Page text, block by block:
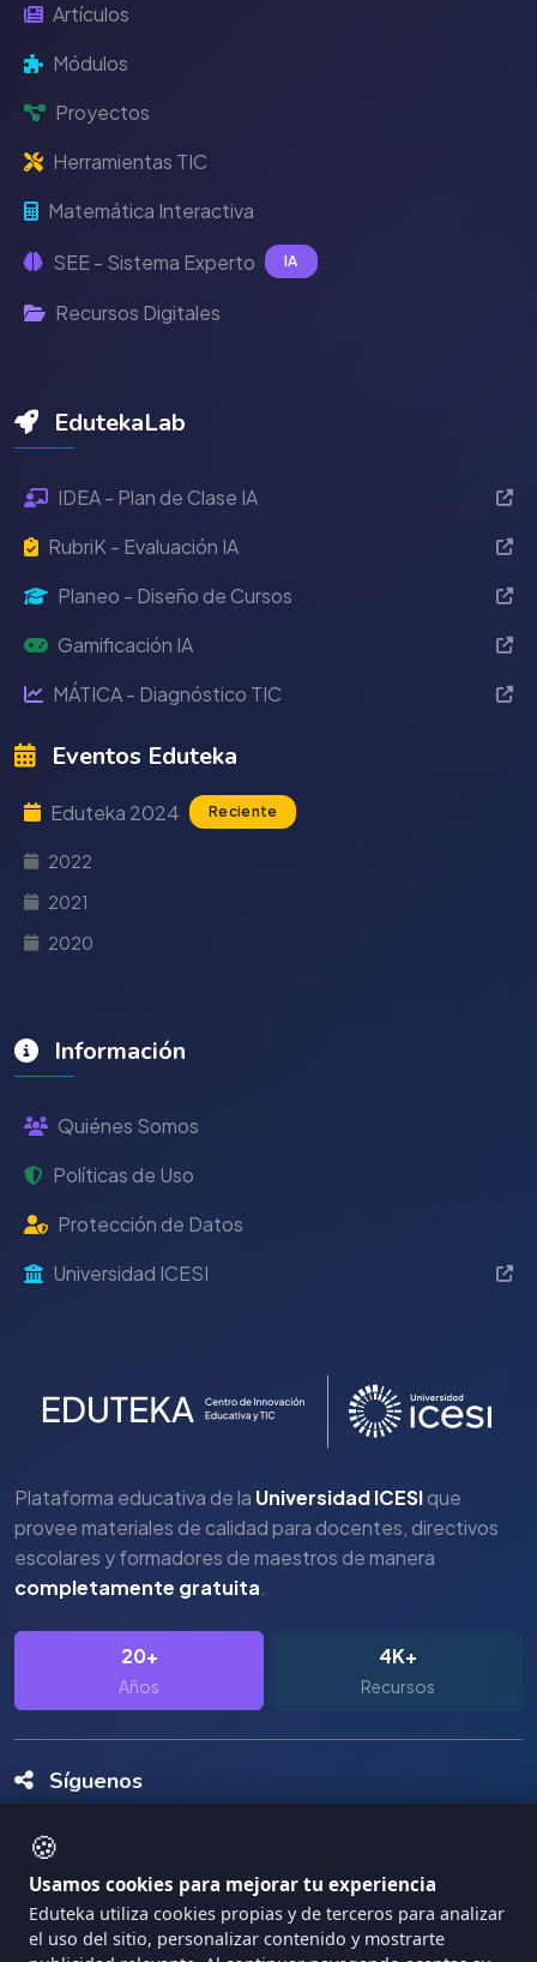
🍪
Usamos cookies para mejorar tu experiencia
Eduteka utiliza cookies propias y de terceros para analizar
el uso del sitio, personalizar contenido y mostrarte
Artículos
Módulos
Proyectos
Herramientas TIC
Matemática Interactiva
SEE - Sistema Experto IA
Recursos Digitales
EdutekaLab
IDEA - Plan de Clase IA
RubriK - Evaluación IA
Planeo - Diseño de Cursos
Gamificación IA
MÁTICA - Diagnóstico TIC
Eventos Eduteka
Eduteka 2024 Reciente
2022
2021
2020
Información
Quiénes Somos
Políticas de Uso
Protección de Datos
Universidad ICESI
Plataforma educativa de la Universidad ICESIque
provee materiales de calidad para docentes, directivos
escolares y formadores de maestros de manera
completamente gratuita.
20+
Años
4K+
Recursos
Síguenos
Copyright Eduteka 2001-2026 - Universidad ICESI